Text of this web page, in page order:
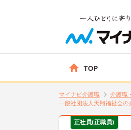
TOP
マイナビ介護職 介護職
一般社団法人天翔福祉会
正社員(正職員)